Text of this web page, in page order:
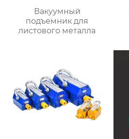
Вакуумный
подъемник для
листового металла